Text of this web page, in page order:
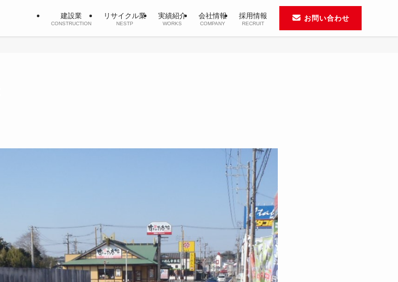
建設業
CONSTRUCTION
リサイクル業
NESTP
実績紹介
WORKS
会社情報
COMPANY
採用情報
RECRUIT
お問い合わせ